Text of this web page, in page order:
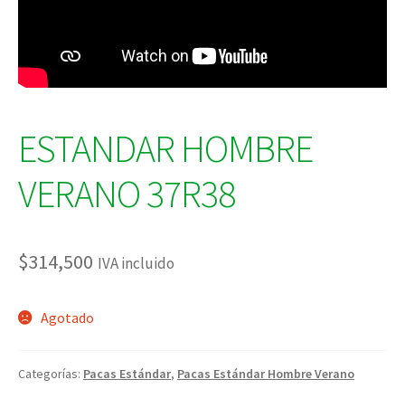
ESTANDAR HOMBRE
VERANO 37R38
$314,500 IVA incluido
Agotado
Categorías: Pacas Estándar, Pacas Estándar Hombre Verano